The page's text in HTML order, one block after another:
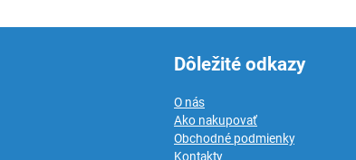
Dôležité odkazy
O nás
Ako nakupovať
Obchodné podmienky
Kontakty